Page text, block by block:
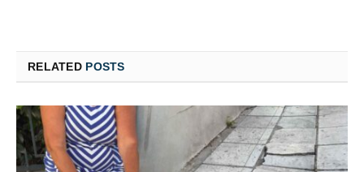
RELATED POSTS